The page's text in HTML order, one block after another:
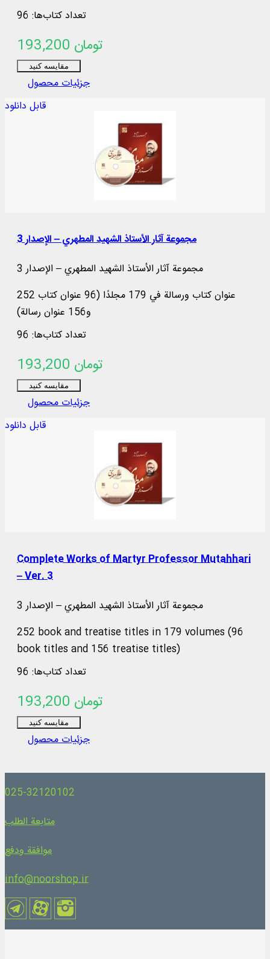
تعداد کتاب‌ها: 96
193,200 تومان
مقایسه کنید
جزئیات محصول
قابل دانلود
مجموعة آثار الأستاذ الشهيد المطهري – الإصدار 3
مجموعة آثار الأستاذ الشهيد المطهري – الإصدار 3
252 عنوان كتاب ورسالة في 179 مجلدًا (96 عنوان كتاب
و156 عنوان رسالة)
تعداد کتاب‌ها: 96
193,200 تومان
مقایسه کنید
جزئیات محصول
قابل دانلود
Complete Works of Martyr Professor Mutahhari
– Ver. 3
مجموعة آثار الأستاذ الشهيد المطهري – الإصدار 3
252 book and treatise titles in 179 volumes (96
book titles and 156 treatise titles)
تعداد کتاب‌ها: 96
193,200 تومان
مقایسه کنید
جزئیات محصول
025-32120102
متابعة الطلب
موافقة ودفع
info@noorshop.ir